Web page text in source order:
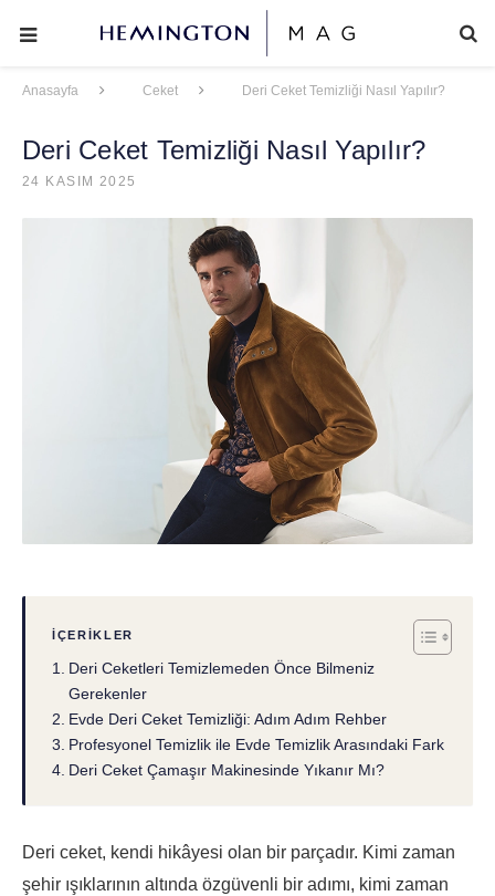
Anasayfa Ceket Deri Ceket Temizliği Nasıl Yapılır?
Deri Ceket Temizliği Nasıl Yapılır?
24 KASIM 2025
İÇERIKLER
Deri Ceketleri Temizlemeden Önce Bilmeniz
Gerekenler
Evde Deri Ceket Temizliği: Adım Adım Rehber
Profesyonel Temizlik ile Evde Temizlik Arasındaki Fark
Deri Ceket Çamaşır Makinesinde Yıkanır Mı?
Deri ceket, kendi hikâyesi olan bir parçadır. Kimi zaman
şehir ışıklarının altında özgüvenli bir adımı, kimi zaman